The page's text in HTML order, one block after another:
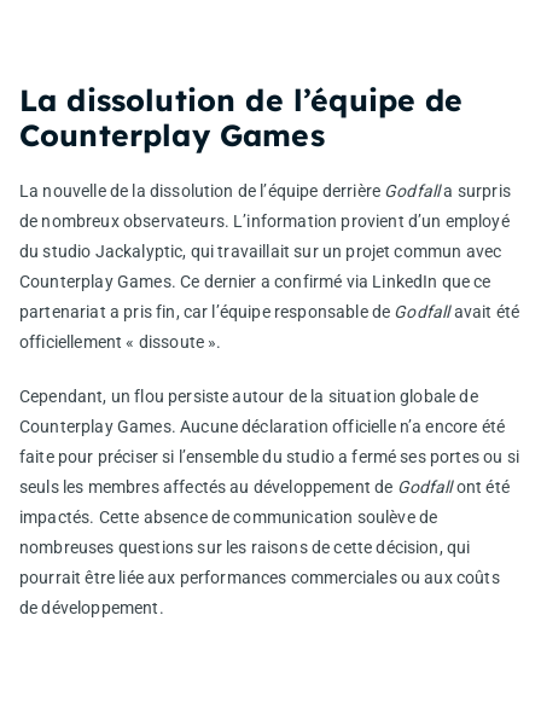
La dissolution de l’équipe de
Counterplay Games
La nouvelle de la dissolution de l’équipe derrière Godfalla surpris
de nombreux observateurs. L’information provient d’un employé
du studio Jackalyptic, qui travaillait sur un projet commun avec
Counterplay Games. Ce dernier a confirmé via LinkedIn que ce
partenariat a pris fin, car l’équipe responsable de Godfallavait été
officiellement « dissoute ».
Cependant, un flou persiste autour de la situation globale de
Counterplay Games. Aucune déclaration officielle n’a encore été
faite pour préciser si l’ensemble du studio a fermé ses portes ou si
seuls les membres affectés au développement de Godfallont été
impactés. Cette absence de communication soulève de
nombreuses questions sur les raisons de cette décision, qui
pourrait être liée aux performances commerciales ou aux coûts
de développement.